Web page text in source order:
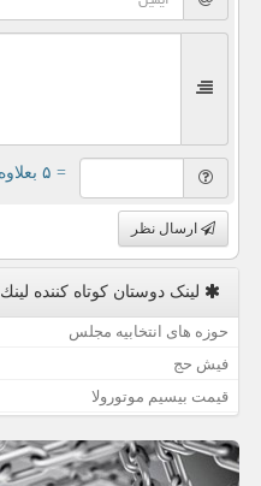
= ۵ بعلاوه ۵
ارسال نظر
لینک دوستان كوتاه كننده لینك
حوزه های انتخابیه مجلس
فیش حج
قیمت بیسیم موتورولا